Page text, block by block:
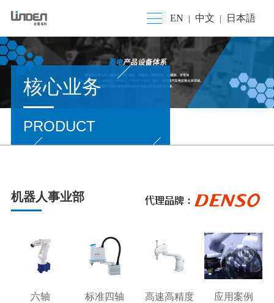
EN 中文 日本語
核心业务
PRODUCT
机器人事业部
六轴 标准四轴 高速高精度 应用案例